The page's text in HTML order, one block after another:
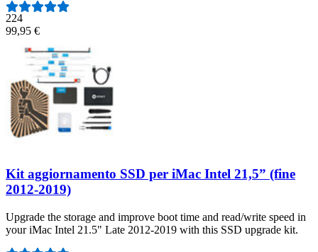
224
99,95 €
Kit aggiornamento SSD per iMac Intel 21,5” (fine
2012-2019)
Upgrade the storage and improve boot time and read/write speed in
your iMac Intel 21.5" Late 2012-2019 with this SSD upgrade kit.